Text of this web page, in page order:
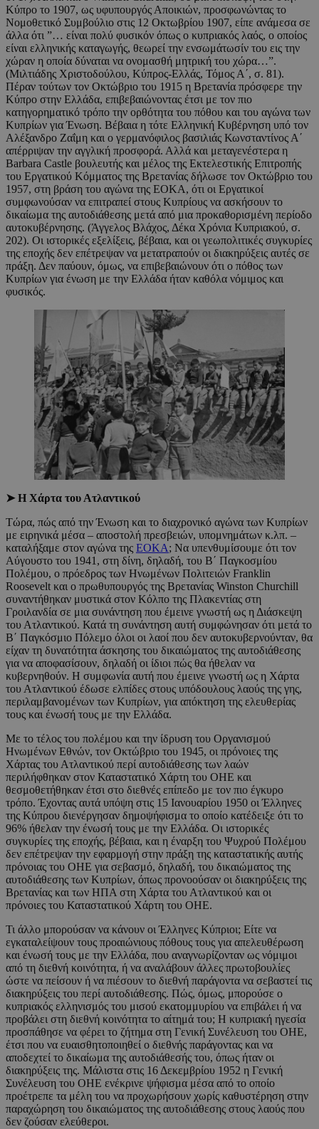
Κύπρο το 1907, ως υφυπουργός Αποικιών, προσφωνώντας το
Νομοθετικό Συμβούλιο στις 12 Οκτωβρίου 1907, είπε ανάμεσα σε
άλλα ότι ”… είναι πολύ φυσικόν όπως ο κυπριακός λαός, ο οποίος
είναι ελληνικής καταγωγής, θεωρεί την ενσωμάτωσίν του εις την
χώραν η οποία δύναται να ονομασθή μητρική του χώρα…”.
(Μιλτιάδης Χριστοδούλου, Κύπρος-Ελλάς, Τόμος Α΄, σ. 81).
Πέραν τούτων τον Οκτώβριο του 1915 η Βρετανία πρόσφερε την
Κύπρο στην Ελλάδα, επιβεβαιώνοντας έτσι με τον πιο
κατηγορηματικό τρόπο την ορθότητα του πόθου και του αγώνα των
Κυπρίων για Ένωση. Βέβαια η τότε Ελληνική Κυβέρνηση υπό τον
Αλέξανδρο Ζαΐμη και ο γερμανόφιλος βασιλιάς Κωνσταντίνος Α΄
απέρριψαν την αγγλική προσφορά. Αλλά και μεταγενέστερα η
Barbara Castle βουλευτής και μέλος της Εκτελεστικής Επιτροπής
του Εργατικού Κόμματος της Βρετανίας δήλωσε τον Οκτώβριο του
1957, στη βράση του αγώνα της ΕΟΚΑ, ότι οι Εργατικοί
συμφωνούσαν να επιτραπεί στους Κυπρίους να ασκήσουν το
δικαίωμα της αυτοδιάθεσης μετά από μια προκαθορισμένη περίοδο
αυτοκυβέρνησης. (Άγγελος Βλάχος, Δέκα Χρόνια Κυπριακού, σ.
202). Οι ιστορικές εξελίξεις, βέβαια, και οι γεωπολιτικές συγκυρίες
της εποχής δεν επέτρεψαν να μετατραπούν οι διακηρύξεις αυτές σε
πράξη. Δεν παύουν, όμως, να επιβεβαιώνουν ότι ο πόθος των
Κυπρίων για ένωση με την Ελλάδα ήταν καθόλα νόμιμος και
φυσικός.
➤ Η Χάρτα του Ατλαντικού
Τώρα, πώς από την Ένωση και το διαχρονικό αγώνα των Κυπρίων
με ειρηνικά μέσα – αποστολή πρεσβειών, υπομνημάτων κ.λπ. –
καταλήξαμε στον αγώνα της ΕΟΚΑ; Να υπενθυμίσουμε ότι τον
Αύγουστο του 1941, στη δίνη, δηλαδή, του Β΄ Παγκοσμίου
Πολέμου, ο πρόεδρος των Ηνωμένων Πολιτειών Franklin
Roosevelt και ο πρωθυπουργός της Βρετανίας Winston Churchill
συναντήθηκαν μυστικά στον Κόλπο της Πλακεντίας στη
Γροιλανδία σε μια συνάντηση που έμεινε γνωστή ως η Διάσκεψη
του Ατλαντικού. Κατά τη συνάντηση αυτή συμφώνησαν ότι μετά το
Β΄ Παγκόσμιο Πόλεμο όλοι οι λαοί που δεν αυτοκυβερνούνταν, θα
είχαν τη δυνατότητα άσκησης του δικαιώματος της αυτοδιάθεσης
για να αποφασίσουν, δηλαδή οι ίδιοι πώς θα ήθελαν να
κυβερνηθούν. Η συμφωνία αυτή που έμεινε γνωστή ως η Χάρτα
του Ατλαντικού έδωσε ελπίδες στους υπόδουλους λαούς της γης,
περιλαμβανομένων των Κυπρίων, για απόκτηση της ελευθερίας
τους και ένωσή τους με την Ελλάδα.
Με το τέλος του πολέμου και την ίδρυση του Οργανισμού
Ηνωμένων Εθνών, τον Οκτώβριο του 1945, οι πρόνοιες της
Χάρτας του Ατλαντικού περί αυτοδιάθεσης των λαών
περιλήφθηκαν στον Καταστατικό Χάρτη του ΟΗΕ και
θεσμοθετήθηκαν έτσι στο διεθνές επίπεδο με τον πιο έγκυρο
τρόπο. Έχοντας αυτά υπόψη στις 15 Ιανουαρίου 1950 οι Έλληνες
της Κύπρου διενέργησαν δημοψήφισμα το οποίο κατέδειξε ότι το
96% ήθελαν την ένωσή τους με την Ελλάδα. Οι ιστορικές
συγκυρίες της εποχής, βέβαια, και η έναρξη του Ψυχρού Πολέμου
δεν επέτρεψαν την εφαρμογή στην πράξη της καταστατικής αυτής
πρόνοιας του ΟΗΕ για σεβασμό, δηλαδή, του δικαιώματος της
αυτοδιάθεσης των Κυπρίων, όπως προνοούσαν οι διακηρύξεις της
Βρετανίας και των ΗΠΑ στη Χάρτα του Ατλαντικού και οι
πρόνοιες του Καταστατικού Χάρτη του ΟΗΕ.
Τι άλλο μπορούσαν να κάνουν οι Έλληνες Κύπριοι; Είτε να
εγκαταλείψουν τους προαιώνιους πόθους τους για απελευθέρωση
και ένωσή τους με την Ελλάδα, που αναγνωρίζονταν ως νόμιμοι
από τη διεθνή κοινότητα, ή να αναλάβουν άλλες πρωτοβουλίες
ώστε να πείσουν ή να πιέσουν το διεθνή παράγοντα να σεβαστεί τις
διακηρύξεις του περί αυτοδιάθεσης. Πώς, όμως, μπορούσε ο
κυπριακός ελληνισμός του μισού εκατομμυρίου να επιβάλει ή να
προβάλει στη διεθνή κοινότητα το αίτημά του; Η κυπριακή ηγεσία
προσπάθησε να φέρει το ζήτημα στη Γενική Συνέλευση του ΟΗΕ,
έτσι που να ευαισθητοποιηθεί ο διεθνής παράγοντας και να
αποδεχτεί το δικαίωμα της αυτοδιάθεσής του, όπως ήταν οι
διακηρύξεις της. Μάλιστα στις 16 Δεκεμβρίου 1952 η Γενική
Συνέλευση του ΟΗΕ ενέκρινε ψήφισμα μέσα από το οποίο
προέτρεπε τα μέλη του να προχωρήσουν χωρίς καθυστέρηση στην
παραχώρηση του δικαιώματος της αυτοδιάθεσης στους λαούς που
δεν ζούσαν ελεύθεροι.